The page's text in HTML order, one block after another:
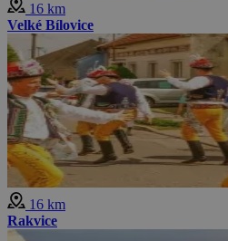
16 km
Velké Bílovice
16 km
Rakvice